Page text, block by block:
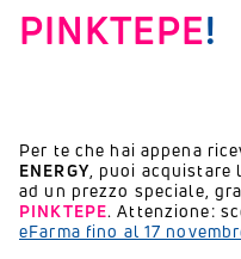
PINKTEPE!
Per te che hai appena
ENERGY, puoi acquistare
ad un prezzo speciale,
PINKTEPE. Attenzione:
eFarma fino al 17